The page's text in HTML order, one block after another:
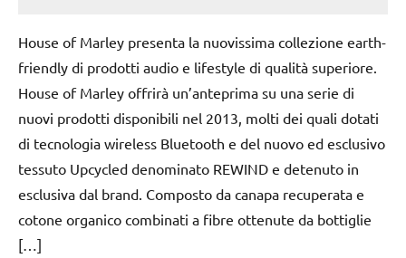
Novembre
2016
Bassanelli
House of Marley presenta la nuovissima collezione earth-
friendly di prodotti audio e lifestyle di qualità superiore.
House of Marley offrirà un’anteprima su una serie di
nuovi prodotti disponibili nel 2013, molti dei quali dotati
di tecnologia wireless Bluetooth e del nuovo ed esclusivo
tessuto Upcycled denominato REWIND e detenuto in
esclusiva dal brand. Composto da canapa recuperata e
cotone organico combinati a fibre ottenute da bottiglie
[…]